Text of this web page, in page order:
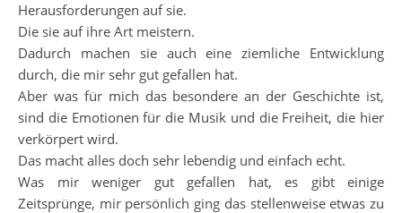
Herausforderungen auf sie.
Die sie auf ihre Art meistern.
Dadurch machen sie auch eine ziemliche Entwicklung
durch, die mir sehr gut gefallen hat.
Aber was für mich das besondere an der Geschichte ist,
sind die Emotionen für die Musik und die Freiheit, die hier
verkörpert wird.
Das macht alles doch sehr lebendig und einfach echt.
Was mir weniger gut gefallen hat, es gibt einige
Zeitsprünge, mir persönlich ging das stellenweise etwas zu